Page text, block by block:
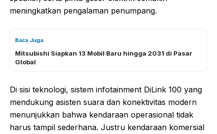
meningkatkan pengalaman penumpang.
Baca Juga
Mitsubishi Siapkan 13 Mobil Baru hingga 2031 di Pasar
Global
Di sisi teknologi, sistem infotainment DiLink 100 yang
mendukung asisten suara dan konektivitas modern
menunjukkan bahwa kendaraan operasional tidak
harus tampil sederhana. Justru kendaraan komersial